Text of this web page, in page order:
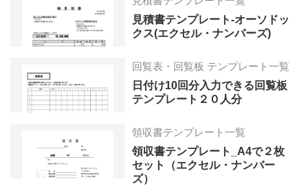
見積書テンプレート-オーソドッ
クス(エクセル・ナンバーズ)
回覧表・回覧板 テンプレート一覧
日付け10回分入力できる回覧板
テンプレート２０人分
領収書テンプレート一覧
領収書テンプレート_A4で２枚
セット（エクセル・ナンバー
ズ）